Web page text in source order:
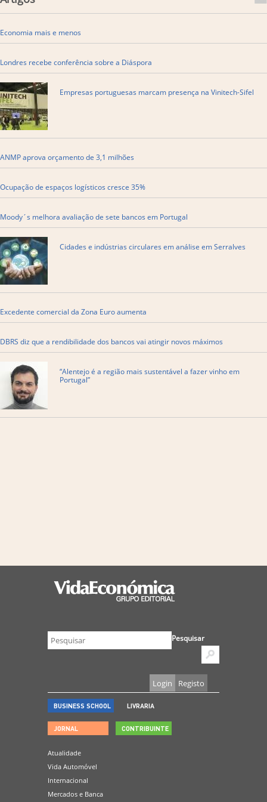
Economia mais e menos
Londres recebe conferência sobre a Diáspora
Empresas portuguesas marcam presença na Vinitech-Sifel
ANMP aprova orçamento de 3,1 milhões
Ocupação de espaços logísticos cresce 35%
Moody´s melhora avaliação de sete bancos em Portugal
Cidades e indústrias circulares em análise em Serralves
Excedente comercial da Zona Euro aumenta
DBRS diz que a rendibilidade dos bancos vai atingir novos máximos
“Alentejo é a região mais sustentável a fazer vinho em
Portugal”
Pesquisar
Login Registo
BUSINESS SCHOOL LIVRARIA
JORNAL
Atualidade
Vida Automóvel
Internacional
Mercados e Banca
CONTRIBUINTE